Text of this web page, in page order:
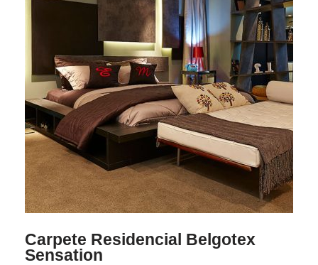
Carpete Residencial Belgotex
Sensation